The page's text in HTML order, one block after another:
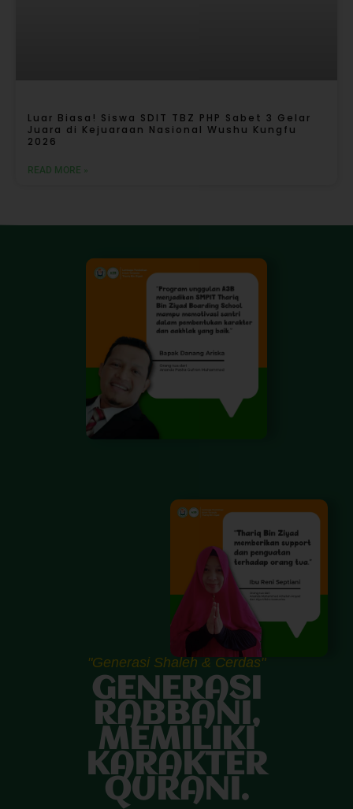
Luar Biasa! Siswa SDIT TBZ PHP Sabet 3 Gelar
Juara di Kejuaraan Nasional Wushu Kungfu
2026
READ MORE »
"Generasi Shaleh & Cerdas"
GENERASI
RABBANI,
MEMILIKI
KARAKTER
QURANI.